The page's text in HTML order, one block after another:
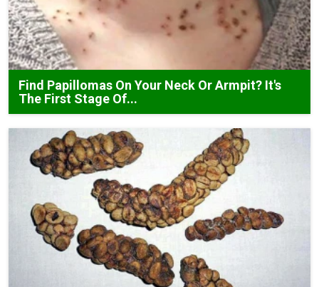
Find Papillomas On Your Neck Or Armpit? It's
The First Stage Of...